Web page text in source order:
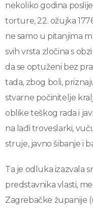
nekoliko godina
torture, 22. ožujka
ne samo u pitanjima
svih vrsta zločina s
da se optuženi bez
tada, zbog boli,
stvarne počinitelje
oblike teškog rada i
na lađi troveslarki,
struje, javno šibanje i
Ta je odluka izazvala
predstavnika vlasti,
Zagrebačke županije